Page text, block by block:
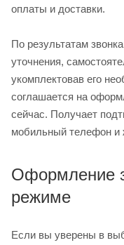
оплаты и доставки.
По результатам
уточнения,
укомплектовав его
соглашается на
сейчас. Получает
мобильный телефон и
Оформление
режиме
Если вы уверены в